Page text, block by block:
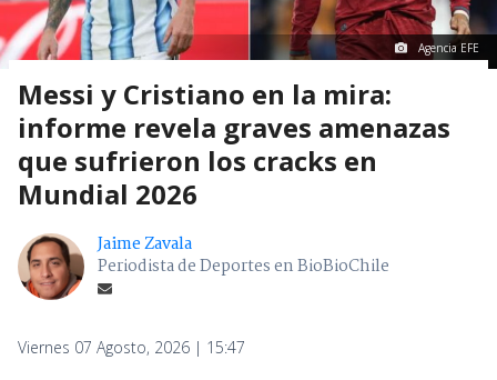
Agencia EFE
Messi y Cristiano en la mira:
informe revela graves amenazas
que sufrieron los cracks en
Mundial 2026
Jaime Zavala
Periodista de Deportes en BioBioChile
Viernes 07 Agosto, 2026 | 15:47